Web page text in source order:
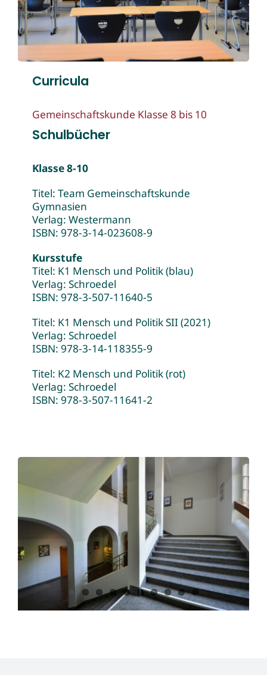
Curricula
Gemeinschaftskunde Klasse 8 bis 10
Schulbücher
Klasse 8-10
Titel: Team Gemeinschaftskunde
Gymnasien
Verlag: Westermann
ISBN: 978-3-14-023608-9
Kursstufe
Titel: K1 Mensch und Politik (blau)
Verlag: Schroedel
ISBN: 978-3-507-11640-5
Titel: K1 Mensch und Politik SII (2021)
Verlag: Schroedel
ISBN: 978-3-14-118355-9
Titel: K2 Mensch und Politik (rot)
Verlag: Schroedel
ISBN: 978-3-507-11641-2